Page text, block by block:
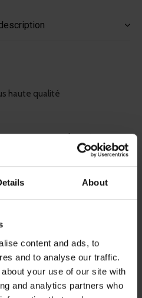
About
content and ads, to
and to analyse our traffic.
your use of our site with
and analytics partners who
haute qualité
savoureux et plus sain
la planète
spéciaux